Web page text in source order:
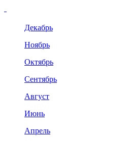
Декабрь
Ноябрь
Октябрь
Сентябрь
Август
Июнь
Апрель